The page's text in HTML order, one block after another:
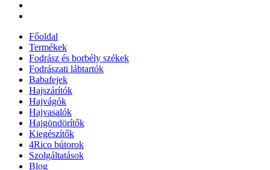
Főoldal
Termékek
Fodrász és borbély székek
Fodrászati lábtartók
Babafejek
Hajszárítók
Hajvágók
Hajvasalók
Hajgöndörítők
Kiegészítők
4Rico bútorok
Szolgáltatások
Blog